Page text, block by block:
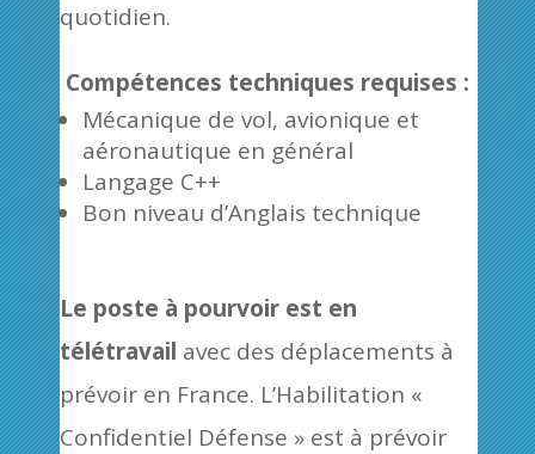
quotidien.
Compétences techniques requises :
Mécanique de vol, avionique et
aéronautique en général
Langage C++
Bon niveau d’Anglais technique
Le poste à pourvoir est en
télétravail avec des déplacements à
prévoir en France. L’Habilitation «
Confidentiel Défense » est à prévoir